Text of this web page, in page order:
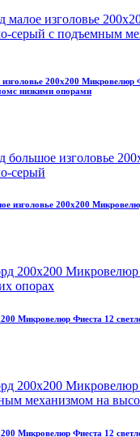
200х200 Микровелюр
низкими опорами
изголовье 200х200
Микровелюр Фиеста 12
Микровелюр Фиеста 12